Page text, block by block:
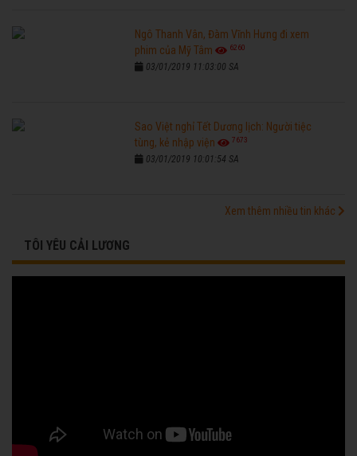
Ngô Thanh Vân, Đàm Vĩnh Hưng đi xem
phim của Mỹ Tâm
6260
03/01/2019 11:03:00 SA
Sao Việt nghỉ Tết Dương lịch: Người tiệc
tùng, kẻ nhập viện
7673
03/01/2019 10:01:54 SA
Xem thêm nhiều tin khác
TÔI YÊU CẢI LƯƠNG